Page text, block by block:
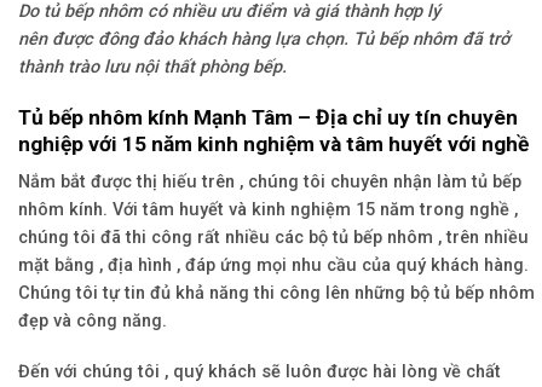
Do tủ bếp nhôm có nhiều ưu điểm và giá thành hợp lý
nên được đông đảo khách hàng lựa chọn. Tủ bếp nhôm đã trở
thành trào lưu nội thất phòng bếp.
Tủ bếp nhôm kính Mạnh Tâm – Địa chỉ uy tín chuyên
nghiệp với 15 năm kinh nghiệm và tâm huyết với nghề
Nắm bắt được thị hiếu trên , chúng tôi chuyên nhận làm tủ bếp
nhôm kính. Với tâm huyết và kinh nghiệm 15 năm trong nghề ,
chúng tôi đã thi công rất nhiều các bộ tủ bếp nhôm , trên nhiều
mặt bằng , địa hình , đáp ứng mọi nhu cầu của quý khách hàng.
Chúng tôi tự tin đủ khả năng thi công lên những bộ tủ bếp nhôm
đẹp và công năng.
Đến với chúng tôi , quý khách sẽ luôn được hài lòng về chất